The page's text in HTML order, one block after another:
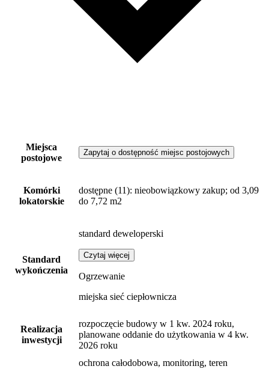
Miejsca
postojowe
Zapytaj o dostępność miejsc postojowych
Komórki
lokatorskie
dostępne (11): nieobowiązkowy zakup; od 3,09
do 7,72 m2
Standard
wykończenia
standard deweloperski
Czytaj więcej
Ogrzewanie
miejska sieć ciepłownicza
Realizacja
inwestycji
rozpoczęcie budowy w 1 kw. 2024 roku,
planowane oddanie do użytkowania w 4 kw.
2026 roku
ochrona całodobowa, monitoring, teren